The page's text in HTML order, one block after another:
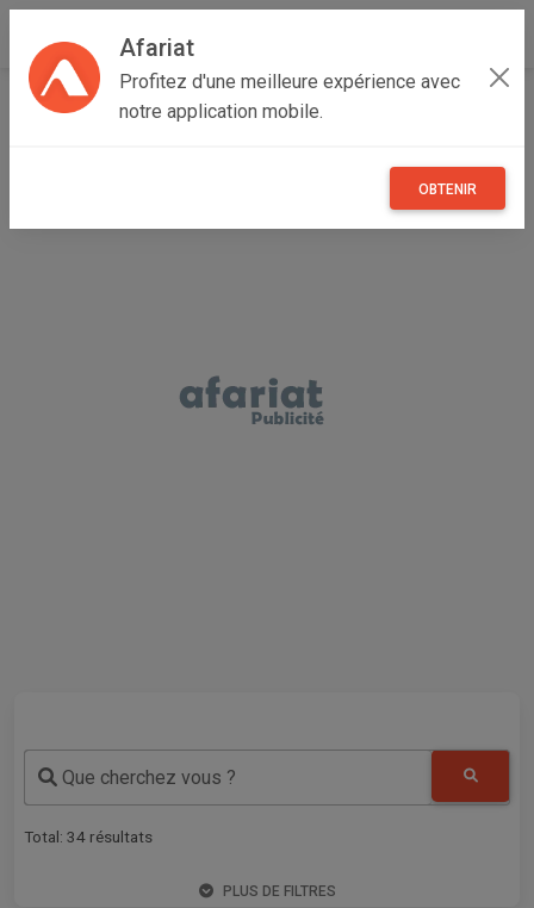
Afariat
Profitez d'une meilleure expérience avec
notre application mobile.
OBTENIR
Accueil Recherche Oasis - Sahara
Que cherchez vous ?
Total: 34 résultats
PLUS DE FILTRES